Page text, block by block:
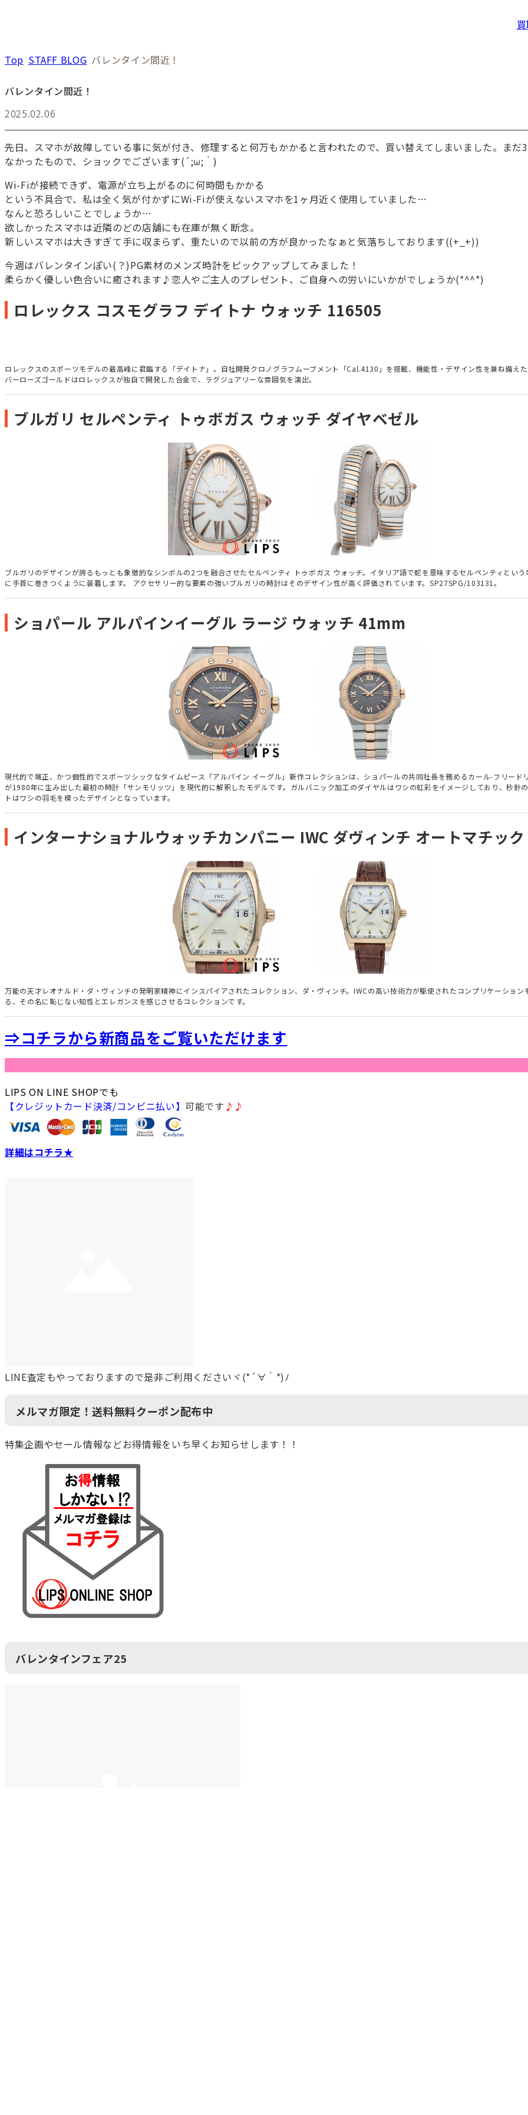
Top STAFF BLOG バレンタイン間近！
バレンタイン間近！
2025.02.06
先日、スマホが故障している事に気が付き、修理すると何万もかかると言われたので、買い替えてしまいました。まだ
なかったもので、ショックでございます(´;ω;｀)
Wi-Fiが接続できず、電源が立ち上がるのに何時間もかかる
という不具合で、私は全く気が付かずにWi-Fiが使えないスマホを1ヶ月近く使用していました…
なんと恐ろしいことでしょうか…
欲しかったスマホは近隣のどの店舗にも在庫が無く断念。
新しいスマホは大きすぎて手に収まらず、重たいので以前の方が良かったなぁと気落ちしております((+_+))
今週はバレンタインぽい(？)PG素材のメンズ時計をピックアップしてみました！
柔らかく優しい色合いに癒されます♪恋人やご主人のプレゼント、ご自身への労いにいかがでしょうか(*^^*)
ロレックス コスモグラフ デイトナ ウォッチ 116505
ロレックスのスポーツモデルの最高峰に君臨する「デイトナ」。自社開発クロノグラフムーブメント「Cal.4130」を搭載、機能性・デザイン性を兼ね備え
バーローズゴールドはロレックスが独自で開発した合金で、ラグジュアリーな雰囲気を演出。
ブルガリ セルペンティ トゥボガス ウォッチ ダイヤベゼル
ブルガリのデザインが誇るもっとも象徴的なシンボルの2つを融合させたセルペンティ トゥボガス ウォッチ。イタリア語で蛇を意味するセルペンティという
に手首に巻きつくように装着します。 アクセサリー的な要素の強いブルガリの時計はそのデザイン性が高く評価されています。SP27SPG/103131。
ショパール アルパインイーグル ラージ ウォッチ 41mm
現代的で端正、かつ個性的でスポーツシックなタイムピース「アルパイン イーグル」新作コレクションは、ショパールの共同社長を務めるカール-フリード
が1980年に生み出した最初の時計「サンモリッツ」を現代的に解釈したモデルです。ガルバニック加工のダイヤルはワシの虹彩をイメージしており、秒針
トはワシの羽毛を模ったデザインとなっています。
インターナショナルウォッチカンパニー IWC ダヴィンチ オートマチック
万能の天才レオナルド・ダ・ヴィンチの発明家精神にインスパイアされたコレクション、ダ・ヴィンチ。IWCの高い技術力が駆使されたコンプリケーション
る、その名に恥じない知性とエレガンスを感じさせるコレクションです。
⇒コチラから新商品をご覧いただけます
★☆
LIPS ON LINE SHOPでも
【クレジットカード決済/コンビニ払い】 可能です ♪♪
詳細はコチラ★
LINE査定もやっておりますので是非ご利用くださいヾ(*´∀｀*)ﾉ
メルマガ限定！送料無料クーポン配布中
特集企画やセール情報などお得情報をいち早くお知らせします！！
バレンタインフェア25